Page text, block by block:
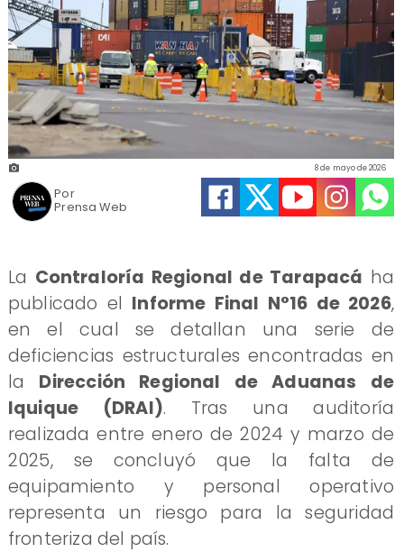
Prensa Web
8 de mayo de 2026
Por
La Contraloría Regional de Tarapacá ha
publicado el Informe Final N°16 de 2026,
en el cual se detallan una serie de
deficiencias estructurales encontradas en
la Dirección Regional de Aduanas de
Iquique (DRAI). Tras una auditoría
realizada entre enero de 2024 y marzo de
2025, se concluyó que la falta de
equipamiento y personal operativo
representa un riesgo para la seguridad
fronteriza del país.